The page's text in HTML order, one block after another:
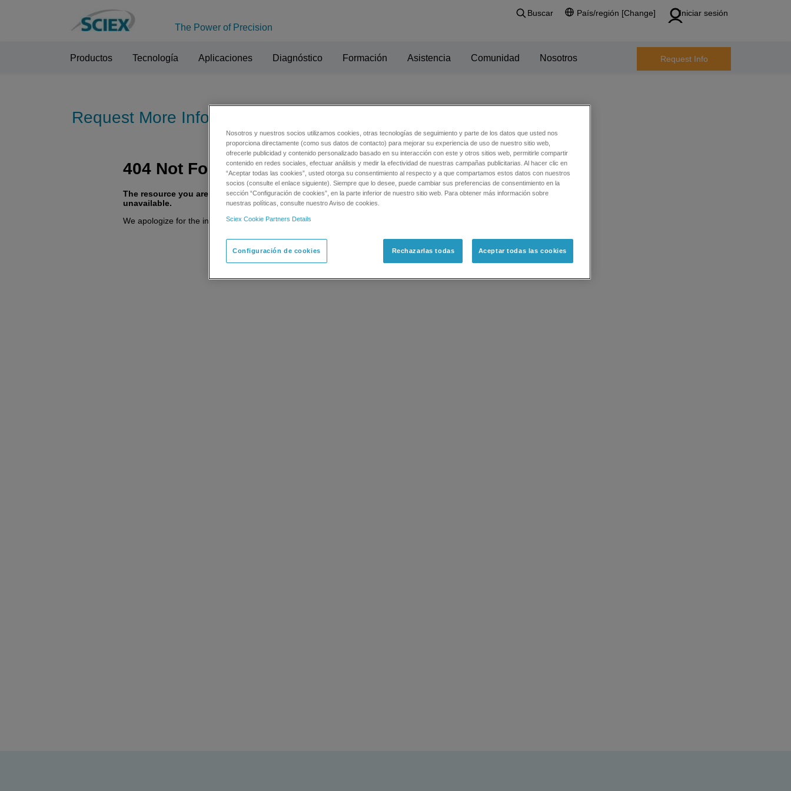
The Power of Precision
Buscar País/región [Change] Iniciar sesión
Productos Tecnología Aplicaciones Diagnóstico Formación Asistencia Comunidad Nosotros Request Info
Request More Information
Nosotros y nuestros socios utilizamos cookies, otras tecnologías de seguimiento y parte de los datos que usted nos
proporciona directamente (como sus datos de contacto) para mejorar su experiencia de uso de nuestro sitio web,
ofrecerle publicidad y contenido personalizado basado en su interacción con este y otros sitios web, permitirle compartir
contenido en redes sociales, efectuar análisis y medir la efectividad de nuestras campañas publicitarias. Al hacer clic en
“Aceptar todas las cookies”, usted otorga su consentimiento al respecto y a que compartamos estos datos con nuestros
socios (consulte el enlace siguiente). Siempre que lo desee, puede cambiar sus preferencias de consentimiento en la
sección “Configuración de cookies”, en la parte inferior de nuestro sitio web. Para obtener más información sobre
nuestras políticas, consulte nuestro Aviso de cookies.
Sciex Cookie Partners Details
Configuración de cookies Rechazarlas todas Aceptar todas las cookies